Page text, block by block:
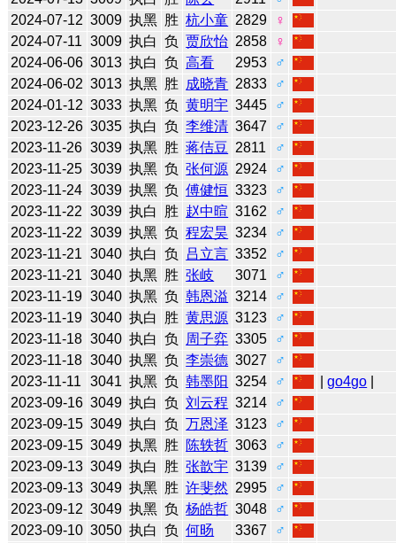
2024-07-12 3009 执黑 胜 杭小童 2829
♀
2024-07-11 3009 执白 负 贾欣怡 2858
♀
2024-06-06 3013 执白 负 高看 2953
♂
2024-06-02 3013 执黑 胜 成晓青 2833
♂
2024-01-12 3033 执黑 负 黄明宇 3445
♂
2023-12-26 3035 执白 负 李维清 3647
♂
2023-11-26 3039 执黑 胜 蒋佶豆 2811
♂
2023-11-25 3039 执黑 负 张何源 2924
♂
2023-11-24 3039 执黑 负 傅健恒 3323
♂
2023-11-22 3039 执白 胜 赵中暄 3162
♂
2023-11-22 3039 执黑 负 程宏昊 3234
♂
2023-11-21 3040 执白 负 吕立言 3352
♂
2023-11-21 3040 执黑 胜 张岐 3071
♂
2023-11-19 3040 执黑 负 韩恩溢 3214
♂
2023-11-19 3040 执白 胜 黄思源 3123
♂
2023-11-18 3040 执白 负 周子弈 3305
♂
2023-11-18 3040 执黑 负 李崇德 3027
♂
2023-11-11
3041 执黑 负 韩墨阳 3254 ♂ |go4go
2023-09-16 3049 执白 负 刘云程 3214
♂
2023-09-15 3049 执白 负 万恩泽 3123
♂
2023-09-15 3049 执黑 胜 陈轶哲 3063
♂
2023-09-13 3049 执白 胜 张歆宇 3139
♂
2023-09-13 3049 执黑 胜 许斐然 2995
♂
2023-09-12 3049 执黑 负 杨皓哲 3048
♂
2023-09-10 3050 执白 负 何旸 3367
♂